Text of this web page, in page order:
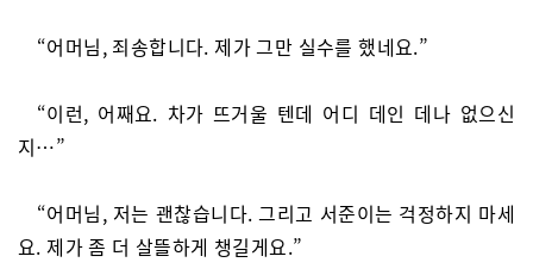
“어머님, 죄송합니다. 제가 그만 실수를 했네요.”
“이런, 어째요. 차가 뜨거울 텐데 어디 데인 데나 없으신
지…”
“어머님, 저는 괜찮습니다. 그리고 서준이는 걱정하지 마세
요. 제가 좀 더 살뜰하게 챙길게요.”